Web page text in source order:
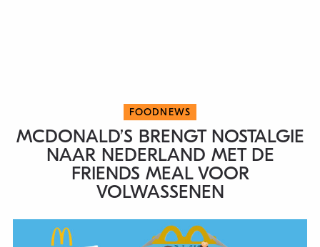
FOODNEWS
MCDONALD’S BRENGT NOSTALGIE
NAAR NEDERLAND MET DE
FRIENDS MEAL VOOR
VOLWASSENEN